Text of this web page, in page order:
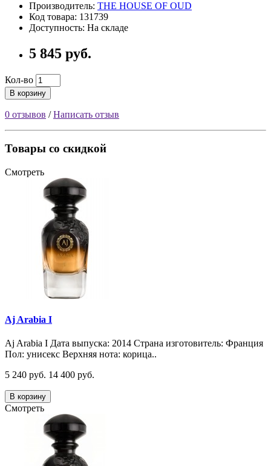
Производитель: THE HOUSE OF OUD
Код товара: 131739
Доступность: На складе
5 845 руб.
Кол-во
В корзину
0 отзывов /Написать отзыв
Товары со скидкой
Смотреть
Aj Arabia I
Aj Arabia I Дата выпуска: 2014 Страна изготовитель: Франция
Пол: унисекс Верхняя нота: корица..
5 240 руб. 14 400 руб.
В корзину
Смотреть